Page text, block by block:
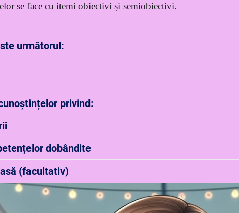
se face cu itemi obiectivi și semiobiectivi.
următorul:
privind:
dobândite
(facultativ)